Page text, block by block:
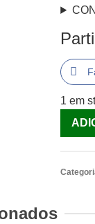
1 em
de
com